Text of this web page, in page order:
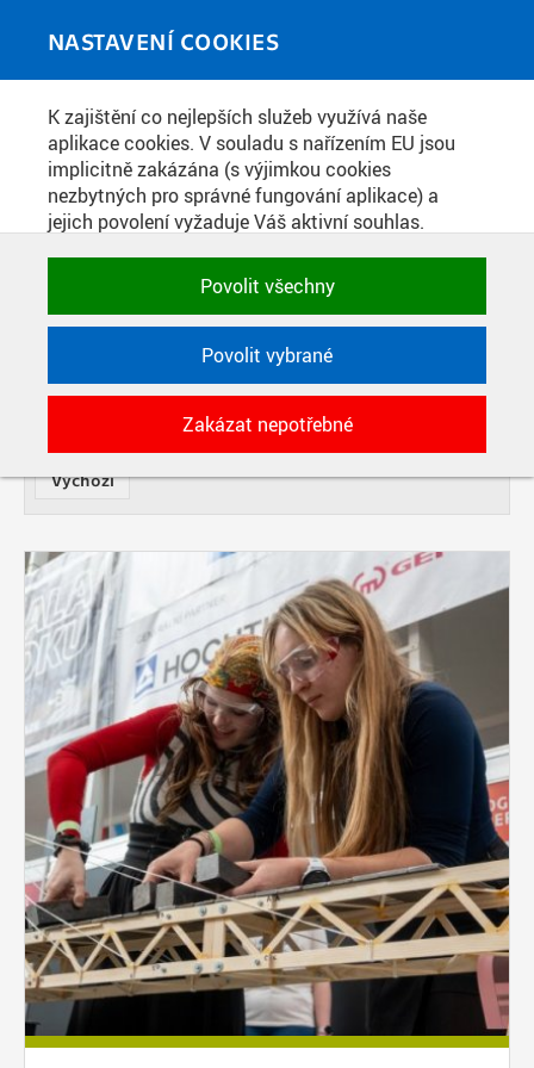
NASTAVENÍ COOKIES
K zajištění co nejlepších služeb využívá naše
aplikace cookies. V souladu s nařízením EU jsou
implicitně zakázána (s výjimkou cookies
nezbytných pro správné fungování aplikace) a
jejich povolení vyžaduje Váš aktivní souhlas.
zakázat, případně vybrat a povolit cookies podle
kategorie. Svoje rozhodnutí můžete samozřejmě
kdykoli změnit.
POTŘEBNÉ
Technické cookies využívané aplikacemi
ČVUT pro uchování jejich nastavení,
vlastností a identifikátorů relace. Jsou
nezbytné pro správné fungování a jsou
ANALYTICKÉ
Slouží pro získávání anonymizovaných
statistických údajů, které nám pomáhají
vylepšovat naše aplikace. Zpravidla jde o
cookies systémů třetích stran, které k
těmto účelům využíváme.
MARKETINGOVÉ
Využívané za účelem zobrazení
správných nabídek a cílení obsahu podle
Vašich preferencí. Zpravidla jde o
cookies systémů třetích stran, které nám
s analýzou uživatelského chování
pomáhají.
Povolit všechny
Povolit vybrané
Zakázat nepotřebné
MEDIATÉKA
FOTOGRAFIE
NÁZEV
SOUČÁST POČET
Pages